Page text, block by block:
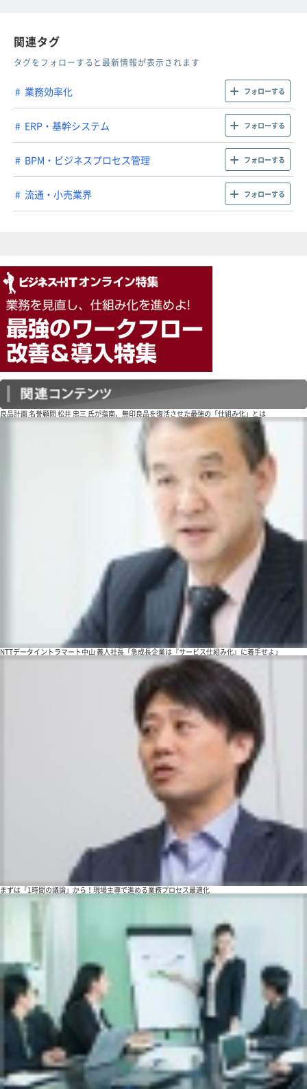
関連タグ
タグをフォローすると最新情報が表示されます
業務効率化 フォローする
ERP・基幹システム フォローする
BPM・ビジネスプロセス管理 フォローする
流通・小売業界 フォローする
良品計画 名誉顧問 松井 忠三 氏が指南、無印良品を復活させた最強の「仕組み化」とは
NTTデータイントラマート中山 義人社長「急成長企業は『サービス仕組み化』に着手せよ」
まずは「1時間の議論」から！現場主導で進める業務プロセス最適化